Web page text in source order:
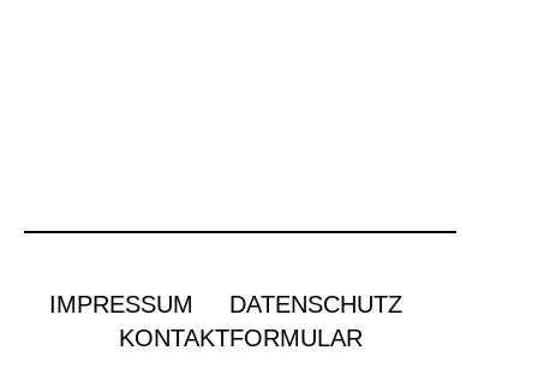
IMPRESSUM
DATENSCHUTZ
KONTAKTFORMULAR